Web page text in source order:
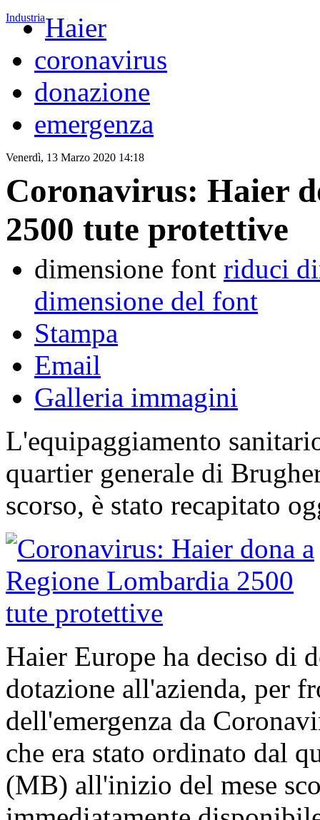
IndustriaHaier
coronavirus
donazione
emergenza
Venerdì, 13 Marzo 2020 14:18
Coronavirus: Haier
2500 tute protettive
dimensione font riduci
dimensione del font
Stampa
Email
Galleria immagini
L'equipaggiamento
quartier generale di
scorso, è stato recapitato
Haier Europe ha deciso di
dotazione all'azienda, per
dell'emergenza da
che era stato ordinato dal
(MB) all'inizio del mese